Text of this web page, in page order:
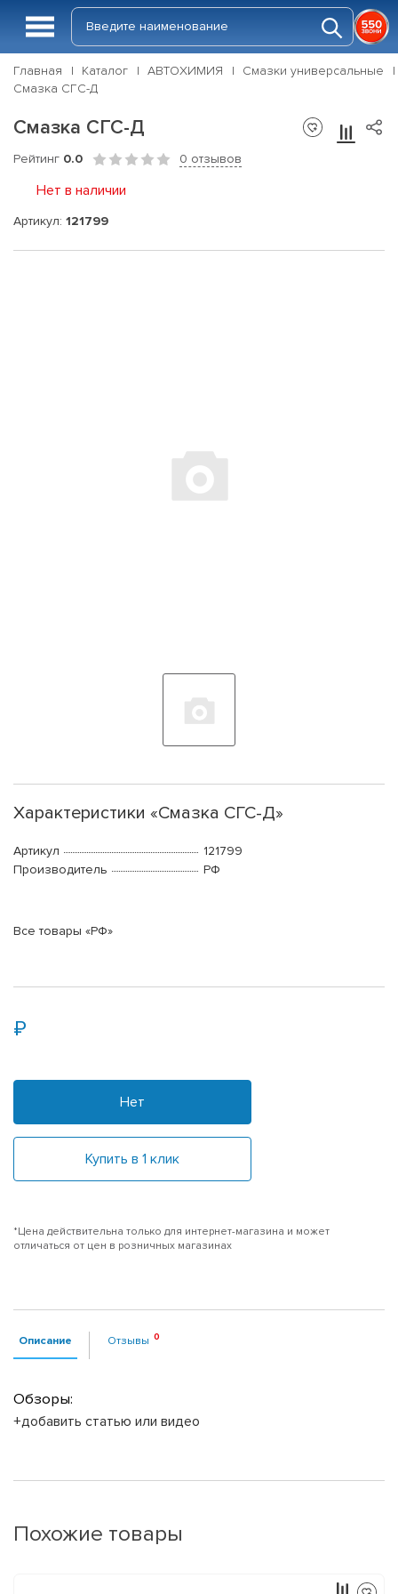
Главная Каталог АВТОХИМИЯ
Смазки универсальные
Смазка СГС-Д
Смазка СГС-Д
Рейтинг 0.0 0 отзывов
Нет в наличии
Артикул: 121799
Характеристики «Смазка СГС-Д»
Артикул
121799
Производитель
РФ
Все товары «РФ»
Нет
Купить в 1 клик
*Цена действительна только для интернет-магазина и может
отличаться от цен в розничных магазинах
Описание Отзывы
Обзоры:
+добавить статью или видео
Похожие товары